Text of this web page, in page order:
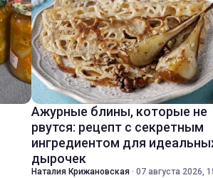
Ажурные блины, которые не
рвутся: рецепт с секретным
ингредиентом для
дырочек
Наталия Крижановская · 07 августа 2026,